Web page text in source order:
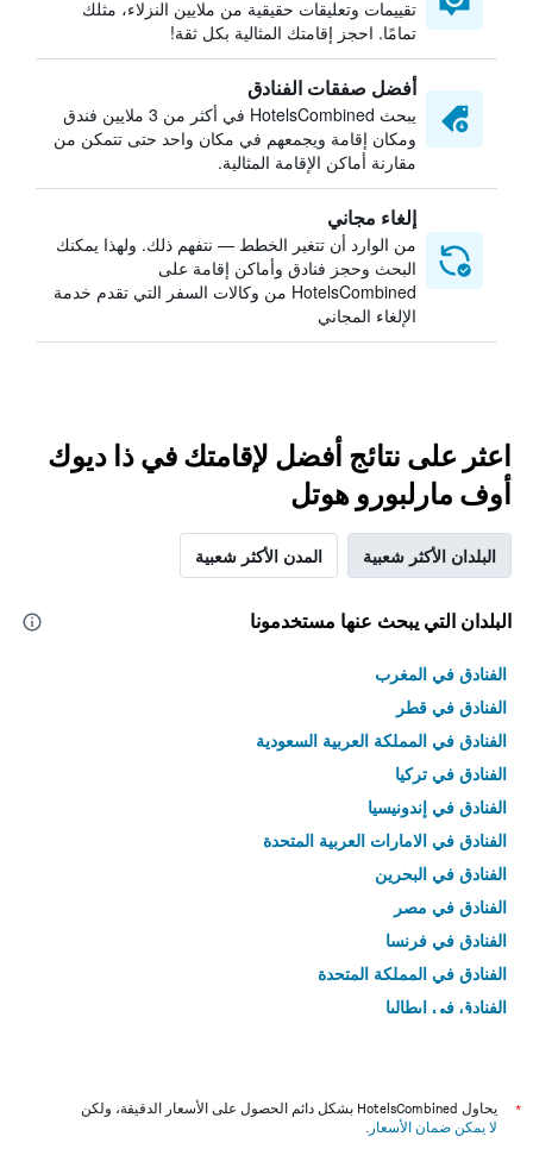
تقييمات وتعليقات حقيقية من ملايين النزلاء، مثلك
تمامًا. احجز إقامتك المثالية بكل ثقة!
أفضل صفقات الفنادق
يبحث HotelsCombined في أكثر من 3 ملايين فندق
ومكان إقامة ويجمعهم في مكان واحد حتى تتمكن من
مقارنة أماكن الإقامة المثالية.
إلغاء مجاني
من الوارد أن تتغير الخطط — نتفهم ذلك. ولهذا يمكنك
البحث وحجز فنادق وأماكن إقامة على
HotelsCombined من وكالات السفر التي تقدم خدمة
الإلغاء المجاني
اعثر على نتائج أفضل لإقامتك في ذا ديوك
أوف مارلبورو هوتل
البلدان الأكثر شعبية المدن الأكثر شعبية
البلدان التي يبحث عنها مستخدمونا
الفنادق في المغرب
الفنادق في قطر
الفنادق في المملكة العربية السعودية
الفنادق في تركيا
الفنادق في إندونيسيا
الفنادق في الامارات العربية المتحدة
الفنادق في البحرين
الفنادق في مصر
الفنادق في فرنسا
الفنادق في المملكة المتحدة
الفنادق في إيطاليا
*
يحاول HotelsCombined بشكل دائم الحصول على الأسعار الدقيقة، ولكن
لا يمكن ضمان الأسعار .